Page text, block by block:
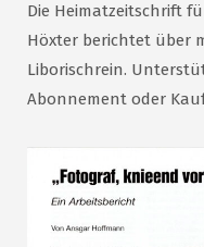
Die Heimatzeitschrift
Höxter berichtet über
Liborischrein.
Abonnement oder